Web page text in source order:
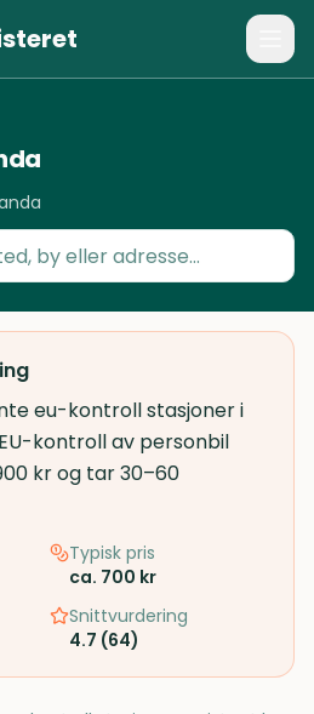
eu-kontroll stasjoner i
kontroll av personbil
kr og tar 30–60
Typisk pris
ca. 700 kr
Snittvurdering
4.7 (64)